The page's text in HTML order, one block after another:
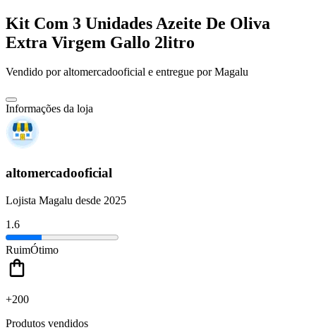
Kit Com 3 Unidades Azeite De Oliva
Extra Virgem Gallo 2litro
Vendido poraltomercadooficial e entregue por Magalu
Informações da loja
altomercadooficial
Lojista Magalu desde 2025
1.6
RuimÓtimo
+200
Produtos vendidos